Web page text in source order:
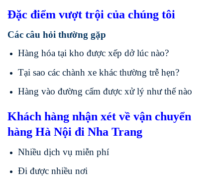
Đặc điểm vượt trội của chúng tôi
Các câu hỏi thường gặp
Hàng hóa tại kho được xếp dở lúc nào?
Tại sao các chành xe khác thường trễ hẹn?
Hàng vào đường cấm được xử lý như thế nào
Khách hàng nhận xét về vận chuyển
hàng Hà Nội đi Nha Trang
Nhiều dịch vụ miễn phí
Đi được nhiều nơi